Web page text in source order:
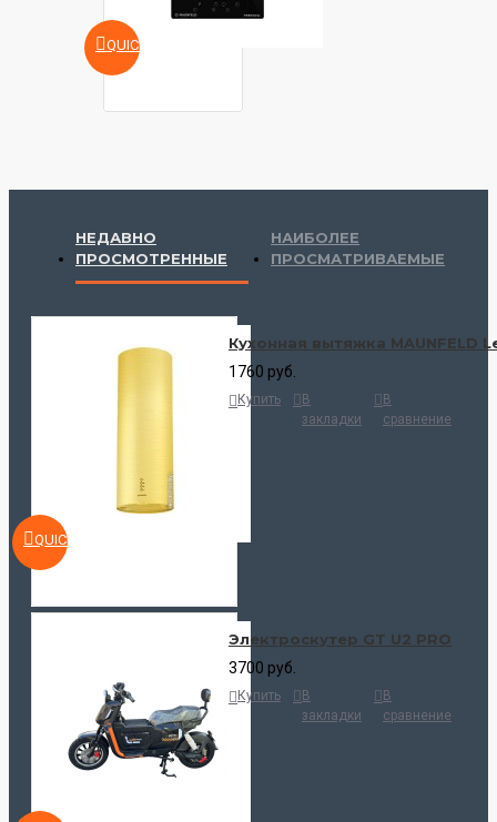
QUICKVIEW
НЕДАВНО
ПРОСМОТРЕННЫЕ
НАИБОЛЕЕ
ПРОСМАТРИВАЕМЫЕ
QUICKVIEW
Кухонная вытяжка MAUNFELD
1760 руб.
Купить
В
закладки
В
сравнение
Электроскутер GT U2 PRO
3700 руб.
Купить
В
закладки
В
сравнение